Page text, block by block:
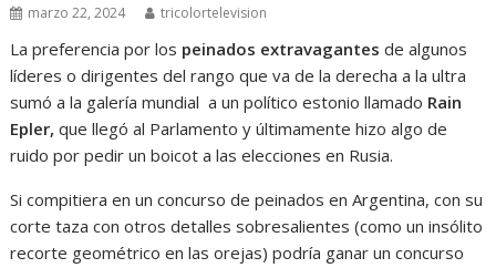
marzo 22, 2024 tricolortelevision
La preferencia por los peinados extravagantesde algunos
líderes o dirigentes del rango que va de la derecha a la ultra
sumó a la galería mundial a un político estonio llamado Rain
Epler, que llegó al Parlamento y últimamente hizo algo de
ruido por pedir un boicot a las elecciones en Rusia.
Si compitiera en un concurso de peinados en Argentina, con su
corte taza con otros detalles sobresalientes (como un insólito
recorte geométrico en las orejas) podría ganar un concurso